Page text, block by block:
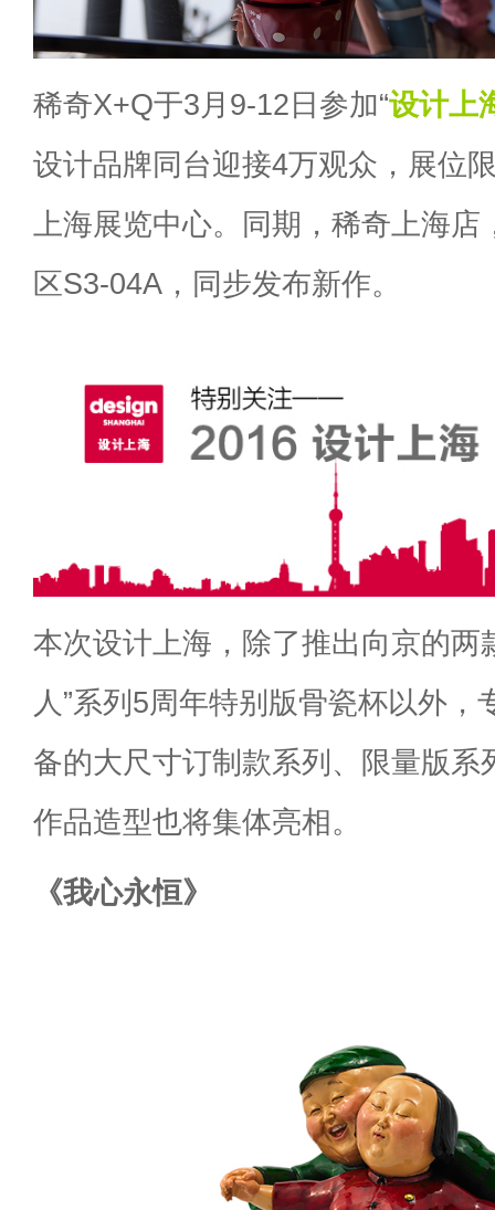
稀奇X+Q于3月9-12日参加“设计上
设计品牌同台迎接4万观众，展位
上海展览中心。同期，稀奇上海
区S3-04A，同步发布新作。
本次设计上海，除了推出向京的两
人”系列5周年特别版骨瓷杯以外，
备的大尺寸订制款系列、限量版系
作品造型也将集体亮相。
《我心永恒》